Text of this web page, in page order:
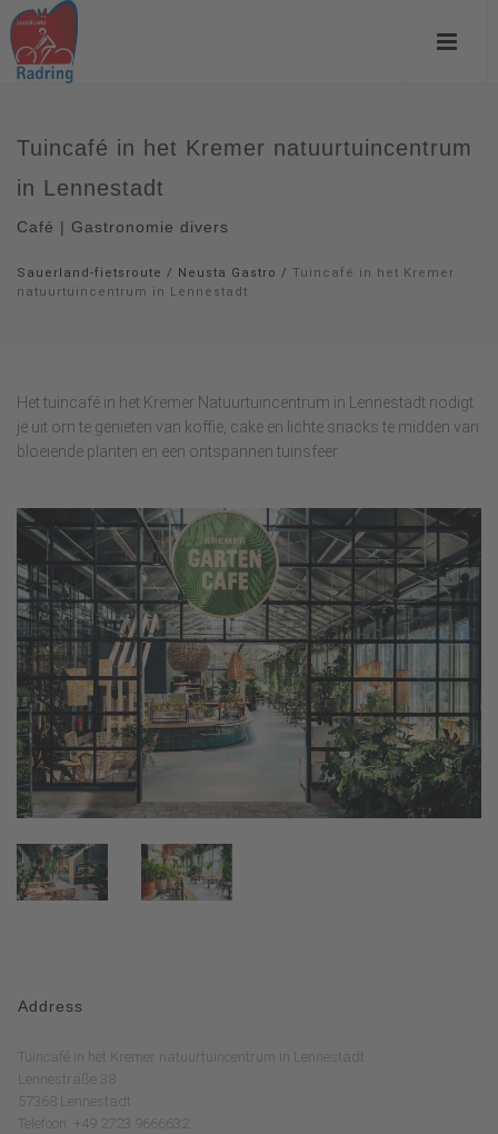
Tuincafé in het Kremer natuurtuincentrum
in Lennestadt
Café | Gastronomie divers
Sauerland-fietsroute / Neusta Gastro / Tuincafé in het Kremer
natuurtuincentrum in Lennestadt
Het tuincafé in het Kremer Natuurtuincentrum in Lennestadt nodigt
je uit om te genieten van koffie, cake en lichte snacks te midden van
bloeiende planten en een ontspannen tuinsfeer.
Address
Tuincafé in het Kremer natuurtuincentrum in Lennestadt
Lennestraße 38
57368 Lennestadt
Telefoon: +49 2723 9666632